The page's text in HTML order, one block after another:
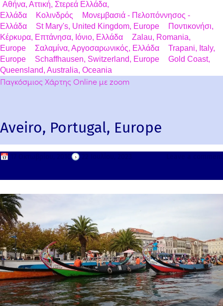
Αθήνα, Αττική, Στερεά Ελλάδα,
Ελλάδα
Κολινδρός
Μονεμβασιά - Πελοπόννησος -
Ελλάδα
St Mary's, United Kingdom, Europe
Ποντικονήσι,
Κέρκυρα, Επτάνησα, Ιόνιο, Ελλάδα
Zalau, Romania,
Europe
Σαλαμίνα, Αργοσαρωνικός, Ελλάδα
Trapani, Italy,
Europe
Schaffhausen, Switzerland, Europe
Gold Coast,
Queensland, Australia, Oceania
Παγκόσμιος Χάρτης Online με zoom
Aveiro, Portugal, Europe
📅 🕟